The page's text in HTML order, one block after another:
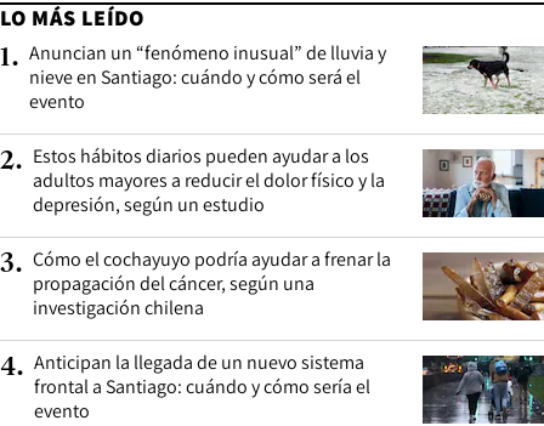
LO MÁS LEÍDO
1. Anuncian un “fenómeno inusual” de lluvia y
nieve en Santiago: cuándo y cómo será el
evento
2. Estos hábitos diarios pueden ayudar a los
adultos mayores a reducir el dolor físico y la
depresión, según un estudio
3. Cómo el cochayuyo podría ayudar a frenar la
propagación del cáncer, según una
investigación chilena
4. Anticipan la llegada de un nuevo sistema
frontal a Santiago: cuándo y cómo sería el
evento